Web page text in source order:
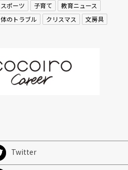
スポーツ 子育て
教育ニュース
体のトラブル クリスマス
文房具
Twitter